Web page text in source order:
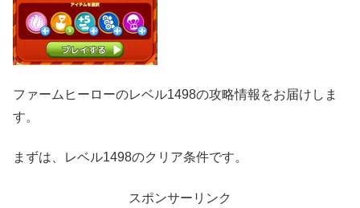
ファームヒーローのレベル1498の攻略情報をお届けしま
す。
まずは、レベル1498のクリア条件です。
スポンサーリンク